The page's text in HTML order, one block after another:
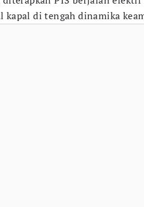
kapal di tengah dinamika